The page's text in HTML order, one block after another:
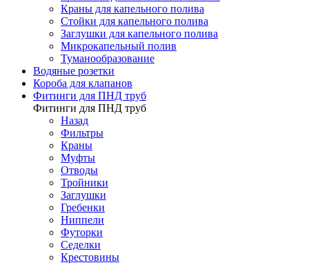
Краны для капельного полива
Стойки для капельного полива
Заглушки для капельного полива
Микрокапельный полив
Туманообразование
Водяные розетки
Короба для клапанов
Фитинги для ПНД труб
Фитинги для ПНД труб
Назад
Фильтры
Краны
Муфты
Отводы
Тройники
Заглушки
Гребенки
Ниппели
Футорки
Седелки
Крестовины